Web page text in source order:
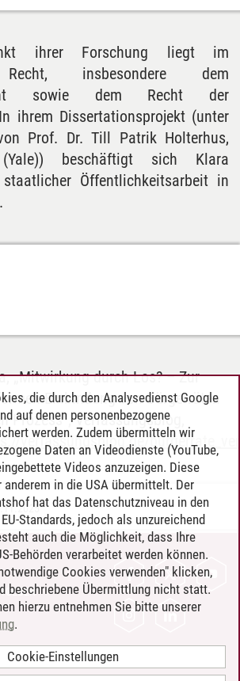
ihrer Forschung liegt im
Recht, insbesondere dem
sowie dem Recht der
ihrem Dissertationsprojekt (unter
Prof. Dr. Till Patrik Holterhus,
beschäftigt sich Klara
Öffentlichkeitsarbeit in
„Mitwirkung durch Los? – Zur
Einbindung von Bürgerräten
Prozess“, Verfassungsblog,
verfassungsblog.de/
die durch den Analysedienst Google
auf denen personenbezogene
werden. Zudem übermitteln wir
Daten an Videodienste (YouTube,
Videos anzuzeigen. Diese
anderem in die USA übermittelt. Der
hat das Datenschutzniveau in den
Standards, jedoch als unzureichend
auch die Möglichkeit, dass Ihre
Behörden verarbeitet werden können.
Cookies verwenden" klicken,
beschriebene Übermittlung nicht statt.
hierzu entnehmen Sie bitte unserer
.
Cookie-Einstellungen